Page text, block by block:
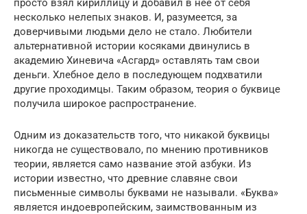
просто взял кириллицу и добавил в нее от себя
несколько нелепых знаков. И, разумеется, за
доверчивыми людьми дело не стало. Любители
альтернативной истории косяками двинулись в
академию Хиневича «Асгард» оставлять там свои
деньги. Хлебное дело в последующем подхватили
другие проходимцы. Таким образом, теория о буквице
получила широкое распространение.
Одним из доказательств того, что никакой буквицы
никогда не существовало, по мнению противников
теории, является само название этой азбуки. Из
истории известно, что древние славяне свои
письменные символы буквами не называли. «Буква»
является индоевропейским, заимствованным из